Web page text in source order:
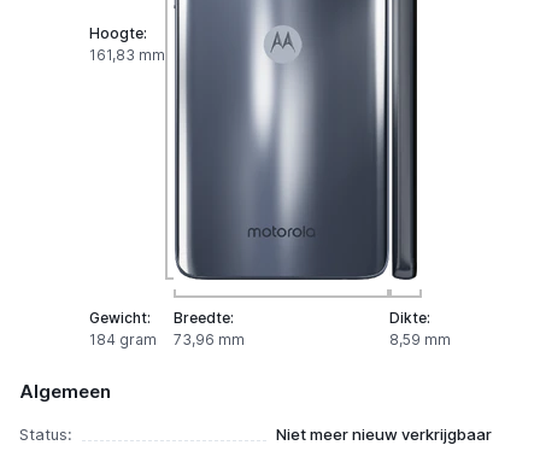
Hoogte:
161,83 mm
Gewicht:
184 gram
Breedte:
73,96 mm
Dikte:
8,59 mm
Algemeen
Status:
Niet meer nieuw verkrijgbaar